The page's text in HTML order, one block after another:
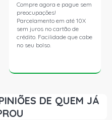
Compre agora e pague sem
preocupações!
Parcelamento em até 10X
sem juros no cartão de
crédito. Facilidade que cabe
no seu bolso.
DE QUEM JÁ